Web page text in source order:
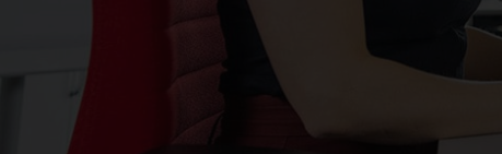
Über 130 in Deutschland &
Photovoltaik-Fachbetriebskette in
Standorten, die lokalen Experten
Servicequalität zu bieten.